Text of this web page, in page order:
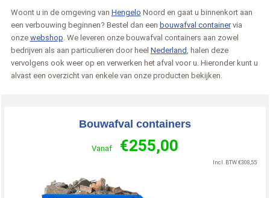
Woont u in de omgeving van Hengelo Noord en gaat u binnenkort aan
een verbouwing beginnen? Bestel dan een bouwafval containervia
onze webshop . We leveren onze bouwafval containers aan zowel
bedrijven als aan particulieren door heel Nederland
, halen deze
vervolgens ook weer op en verwerken het afval voor u. Hieronder kunt u
alvast een overzicht van enkele van onze producten bekijken.
Bouwafval containers
Vanaf €255,00
Incl. BTW €308,55